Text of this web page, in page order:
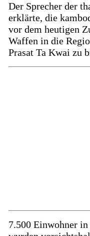
Der Sprecher der
erklärte, die
vor dem heutigen
Waffen in die
Prasat Ta Kwai zu
7.500 Einwohner